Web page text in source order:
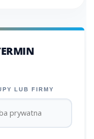
LUB FIRMY